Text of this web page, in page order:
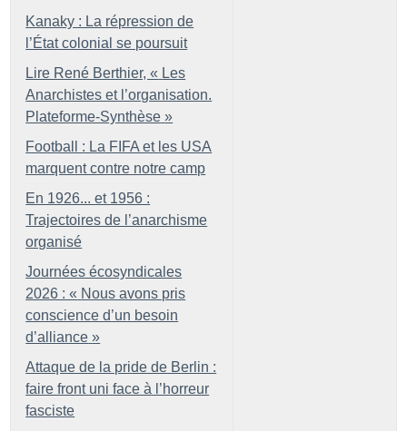
Kanaky : La répression de
l’État colonial se poursuit
Lire René Berthier, « Les
Anarchistes et l’organisation.
Plateforme-Synthèse »
Football : La FIFA et les USA
marquent contre notre camp
En 1926... et 1956 :
Trajectoires de l’anarchisme
organisé
Journées écosyndicales
2026 : « Nous avons pris
conscience d’un besoin
d’alliance »
Attaque de la pride de Berlin :
faire front uni face à l’horreur
fasciste